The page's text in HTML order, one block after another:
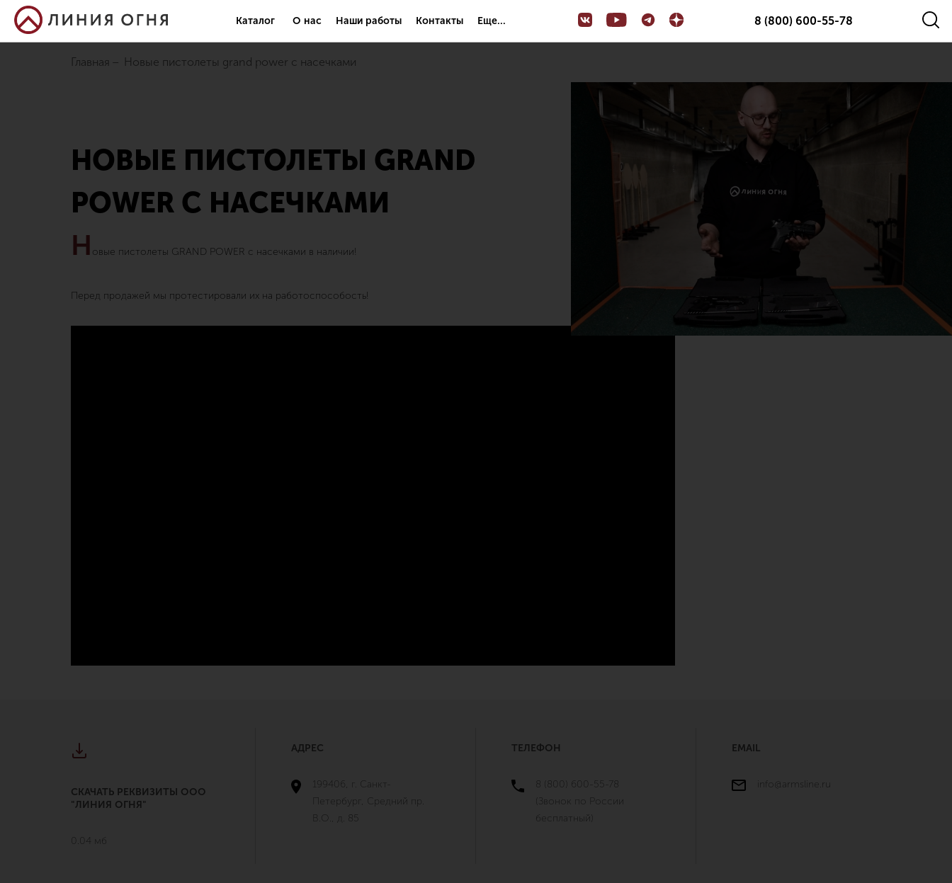
Каталог О нас Наши работы Контакты Еще... 8 (800) 600-55-78
Главная новые пистолеты grand power с насечками
НОВЫЕ ПИСТОЛЕТЫ GRAND
POWER С НАСЕЧКАМИ
Н овые пистолеты GRAND POWER с насечками в наличии!
Перед продажей мы протестировали их на работоспособость!
СКАЧАТЬ РЕКВИЗИТЫ ООО
"ЛИНИЯ ОГНЯ"
0.04 мб
АДРЕС
199406, г. Санкт-
Петербург, Средний пр.
В.О., д. 85
ТЕЛЕФОН
8 (800) 600-55-78
(Звонок по России
бесплатный)
EMAIL
info@armsline.ru